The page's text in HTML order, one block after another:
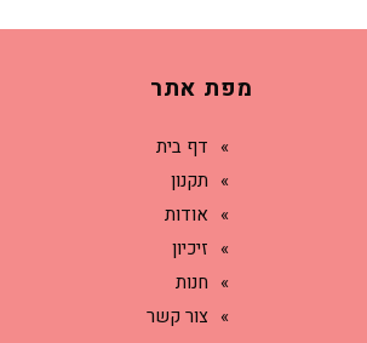
מפת אתר
דף בית
תקנון
אודות
זיכיון
חנות
צור קשר